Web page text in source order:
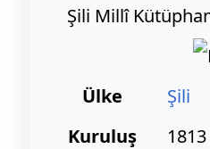
Şili Millî
Ülke
Şili
Kuruluş
1813